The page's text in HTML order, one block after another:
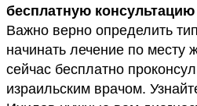
бесплатную
Важно верно определить
начинать лечение по месту
сейчас бесплатно
израильским врачом.